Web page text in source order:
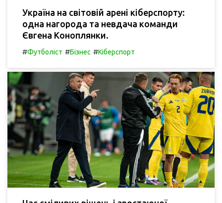
Україна на світовій арені кіберспорту:
одна нагорода та невдача команди
Євгена Коноплянки.
#Футболіст #Бізнес #Кіберспорт